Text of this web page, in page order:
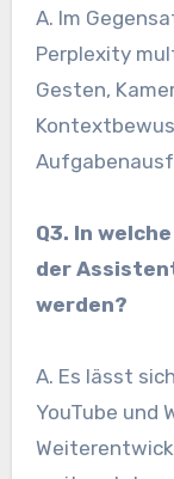
A. Im
Perplexity
Gesten,
Q3. In
der
werden?
A. Es lässt
YouTube und